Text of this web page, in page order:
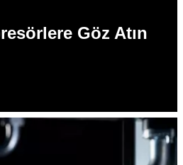
Göz Atın